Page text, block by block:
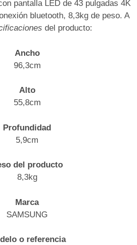
pantalla LED de 43 pulgadas 4K
bluetooth, 8,3kg de peso. A
del producto:
Ancho
96,3cm
Alto
55,8cm
Profundidad
5,9cm
del producto
8,3kg
Marca
SAMSUNG
o referencia